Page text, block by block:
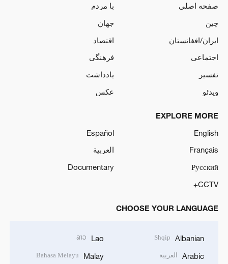
صفحه اصلی
با مردم
چین
جهان
ایران/افغانستان
اقتصاد
اجتماعی
فرهنگی
تفسیر
یادداشت
ویدئو
عکس
EXPLORE MORE
English
Español
Français
العربية
Русский
Documentary
CCTV+
CHOOSE YOUR LANGUAGE
Albanian
Shqip
Arabic العربية
Lao
ລາວ
Malay
Bahasa Melayu